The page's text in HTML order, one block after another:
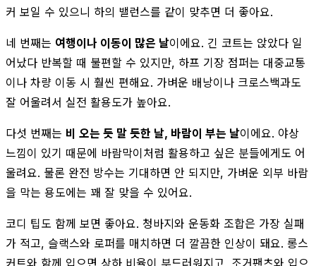
커 보일 수 있으니 하의 밸런스를 같이 맞추면 더 좋아요.
네 번째는 여행이나 이동이 많은 날이에요. 긴 코트는 앉았다 일
어났다 반복할 때 불편할 수 있지만, 하프 기장 점퍼는 대중교통
이나 차량 이동 시 훨씬 편해요. 가벼운 배낭이나 크로스백과도
잘 어울려서 실전 활용도가 높아요.
다섯 번째는 비 오는 듯 말 듯한 날, 바람이 부는 날이에요. 야상
느낌이 있기 때문에 바람막이처럼 활용하고 싶은 분들에게도 어
울려요. 물론 완전 방수는 기대하면 안 되지만, 가벼운 외부 바람
을 막는 용도에는 꽤 잘 맞을 수 있어요.
코디 팁도 함께 보면 좋아요. 청바지와 운동화 조합은 가장 실패
가 적고, 슬랙스와 로퍼를 매치하면 더 깔끔한 인상이 돼요. 롱스
커트와 함께 입으면 상하 비율이 부드러워지고, 조거팬츠와 입으